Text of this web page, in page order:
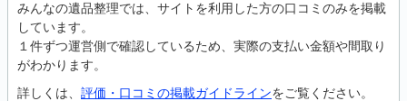
みんなの遺品整理では、サイトを利用した方の口コミのみを掲載
しています。
１件ずつ運営側で確認しているため、実際の支払い金額や間取り
がわかります。
詳しくは、 評価・口コミの掲載ガイドラインをご覧ください。